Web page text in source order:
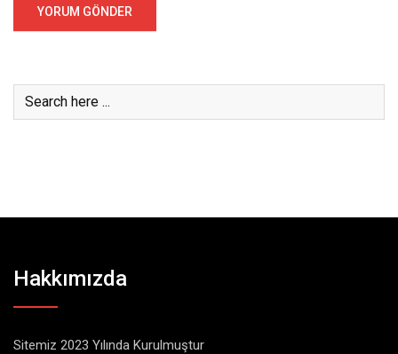
Hakkımızda
Sitemiz 2023 Yılında Kurulmuştur